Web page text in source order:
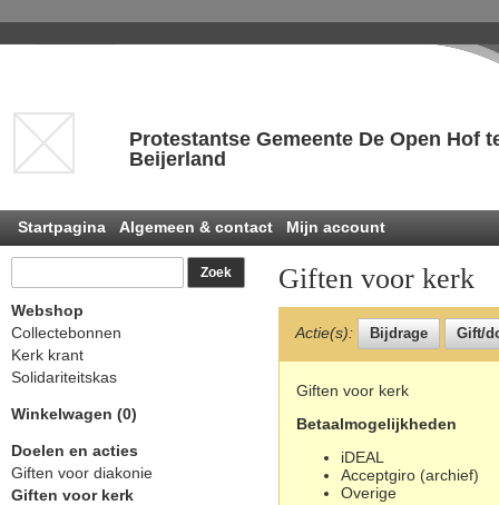
Protestantse Gemeente De Open Hof
Beijerland
Startpagina Algemeen & contact Mijn account
Giften voor kerk
Actie(s):
Giften voor kerk
Betaalmogelijkheden
iDEAL
Acceptgiro (archief)
Overige
Webshop
Collectebonnen
Kerk krant
Solidariteitskas
Winkelwagen (0)
Doelen en acties
Giften voor diakonie
Giften voor kerk